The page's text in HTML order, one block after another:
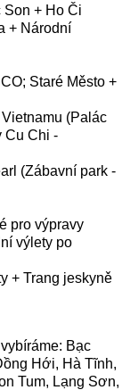
Son + Ho Či
+ Národní
Staré Město +
(Palác
Cu Chi -
(Zábavní park -
pro výpravy
výlety po
+ Trang jeskyně
Bạc
Hới, Hà Tĩnh,
Tum, Lạng Sơn,